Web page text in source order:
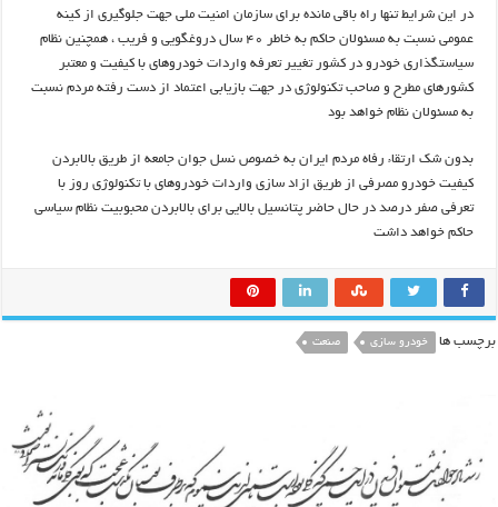
در این شرایط تنها راه باقی مانده برای سازمان امنیت ملی جهت جلوگیری از کینه
عمومی نسبت به مسئولان حاکم به خاطر ۴۰ سال دروغگویی و فریب ، همچنین نظام
سیاستگذاری خودرو در کشور تغییر تعرفه واردات خودروهای با کیفیت و معتبر
کشورهای مطرح و صاحب تکنولوژی در جهت بازیابی اعتماد از دست رفته مردم نسبت
به مسئولان نظام خواهد بود
بدون شک ارتقاء رفاه مردم ایران به خصوص نسل جوان جامعه از طریق بالابردن
کیفیت خودرو مصرفی از طریق ازاد سازی واردات خودروهای با تکنولوژی روز با
تعرفی صفر درصد در حال حاضر پتانسیل بالایی برای بالابردن محبوبیت نظام سیاسی
حاکم خواهد داشت
برچسب ها خودرو سازی صنعت